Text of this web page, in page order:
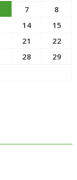
7
8
14
15
21
22
28
29